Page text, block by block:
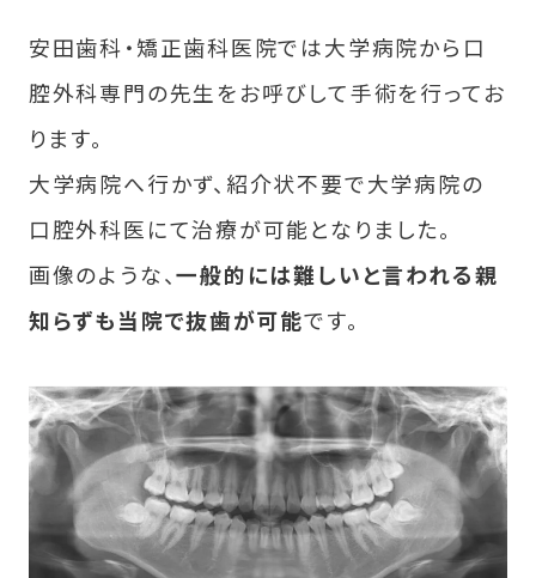
安田歯科・矯正歯科医院では大学病院から口
腔外科専門の先生をお呼びして手術を行ってお
ります。
大学病院へ行かず、紹介状不要で大学病院の
口腔外科医にて治療が可能となりました。
画像のような、一般的には難しいと言われる親
知らずも当院で抜歯が可能です。